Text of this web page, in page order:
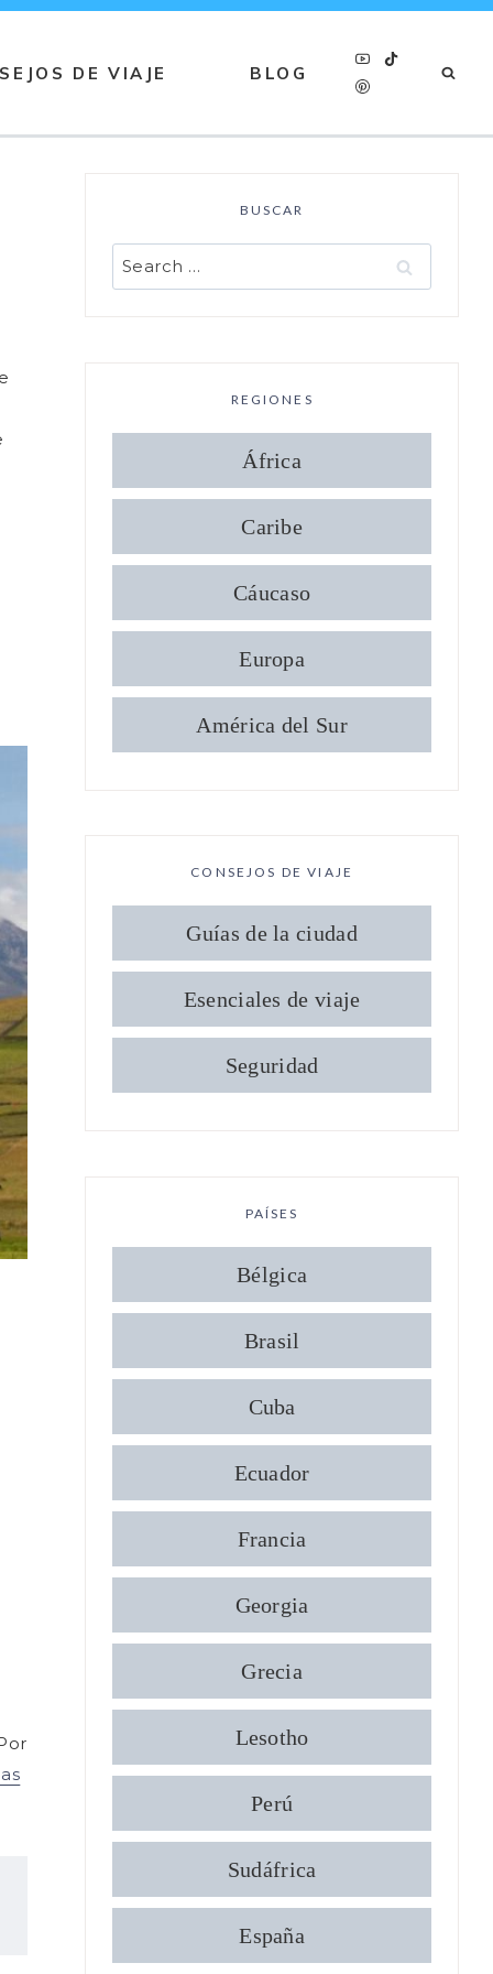
DE VIAJE BLOG
BUSCAR
Buscar:
REGIONES
África
Caribe
Cáucaso
Europa
América del Sur
CONSEJOS DE VIAJE
Guías de la ciudad
Esenciales de viaje
Seguridad
PAÍSES
Bélgica
Brasil
Cuba
Ecuador
Francia
Georgia
Grecia
Lesotho
Perú
Sudáfrica
España